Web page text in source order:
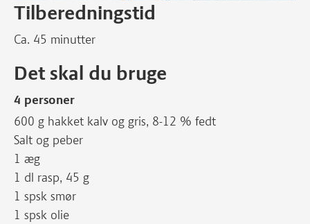
Tilberedningstid
Ca. 45 minutter
Det skal du bruge
4 personer
600 g hakket kalv og gris, 8-12 % fedt
Salt og peber
1 æg
1 dl rasp, 45 g
1 spsk smør
1 spsk olie